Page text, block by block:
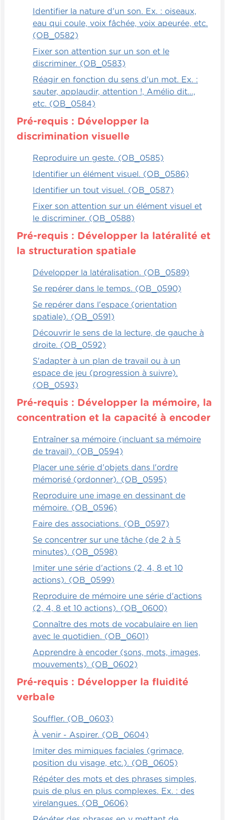
héros de cette aventure en immersion
sensorielle où il mime et vit une aventure.
Et une fois que c'est fait, on peut poser
diverses questions d'inférence à l'enfant où
il doit faire appel à son raisonnement, à sa
logique, à ses souvenirs, à sa capacité de
déduction pour répondre efficacement.
Identifier la nature d'un son. Ex. : oiseaux,
eau qui coule, voix fâchée, voix apeurée, etc.
(OB_0582)
Fixer son attention sur un son et le
discriminer. (OB_0583)
Réagir en fonction du sens d'un mot. Ex. :
sauter, applaudir, attention !, Amélio dit...,
etc. (OB_0584)
Pré-requis : Développer la
discrimination visuelle
Reproduire un geste. (OB_0585)
Identifier un élément visuel. (OB_0586)
Identifier un tout visuel. (OB_0587)
Fixer son attention sur un élément visuel et
le discriminer. (OB_0588)
Pré-requis : Développer la latéralité et
la structuration spatiale
Développer la latéralisation. (OB_0589)
Se repérer dans le temps. (OB_0590)
Se repérer dans l'espace (orientation
spatiale). (OB_0591)
Découvrir le sens de la lecture, de gauche à
droite. (OB_0592)
S'adapter à un plan de travail ou à un
espace de jeu (progression à suivre).
(OB_0593)
Pré-requis : Développer la mémoire, la
concentration et la capacité à encoder
Entraîner sa mémoire (incluant sa mémoire
de travail). (OB_0594)
Placer une série d'objets dans l'ordre
mémorisé (ordonner). (OB_0595)
Reproduire une image en dessinant de
mémoire. (OB_0596)
Faire des associations. (OB_0597)
Se concentrer sur une tâche (de 2 à 5
minutes). (OB_0598)
Imiter une série d'actions (2, 4, 8 et 10
actions). (OB_0599)
Reproduire de mémoire une série d'actions
(2, 4, 8 et 10 actions). (OB_0600)
Connaître des mots de vocabulaire en lien
avec le quotidien. (OB_0601)
Apprendre à encoder (sons, mots, images,
mouvements). (OB_0602)
Pré-requis : Développer la fluidité
verbale
Souffler. (OB_0603)
À venir - Aspirer. (OB_0604)
Imiter des mimiques faciales (grimace,
position du visage, etc.). (OB_0605)
Répéter des mots et des phrases simples,
puis de plus en plus complexes. Ex. : des
virelangues. (OB_0606)